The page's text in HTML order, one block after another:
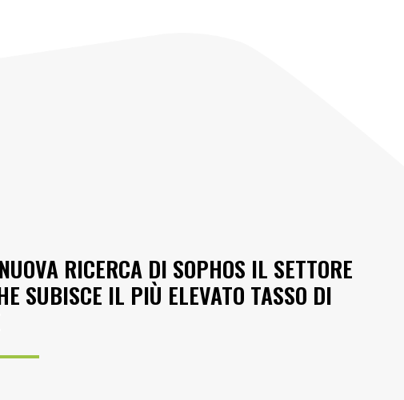
RICERCA DI SOPHOS IL SETTORE
SUBISCE IL PIÙ ELEVATO TASSO DI